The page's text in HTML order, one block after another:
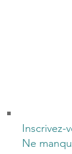
Inscrivez-
Ne